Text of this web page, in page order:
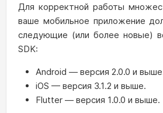
Для корректной работы
ваше мобильное приложение
следующие (или более новые)
SDK:
Android — версия 2.0.0 и
iOS — версия 3.1.2 и выше.
Flutter — версия 1.0.0 и выше.